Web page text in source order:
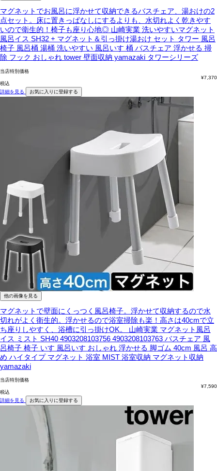
マグネットでお風呂に浮かせて収納できるバスチェア、湯おけの2
点セット。床に置きっぱなしにするよりも、水切れよく乾きやす
いので衛生的！椅子も座り心地◎ 山崎実業 洗いやすいマグネット
風呂イス SH32 + マグネット＆引っ掛け湯おけ セット タワー 風呂
椅子 風呂桶 湯桶 洗いやすい 風呂いす 桶 バスチェア 浮かせる 掃
除 フック おしゃれ tower 壁面収納 yamazaki タワーシリーズ
当店特別価格
¥7,370
税込
詳細を見る
お気に入りに登録する
他の画像を見る
マグネットで壁面にくっつく風呂椅子。浮かせて収納するので水
切れがよく衛生的。浮かせるので浴室掃除も楽！高さは40cmで立
ち座りしやすく、浴槽に引っ掛けOK。
山崎実業 マグネット風呂
イス ミスト SH40 4903208103756 4903208103763 バスチェア 風
呂椅子 椅子 いす 風呂いす おしゃれ 浮かせる 脚ゴム 40cm 風呂 高
め ハイタイプ マグネット 浴室 MIST 浴室収納 マグネット収納
yamazaki
当店特別価格
¥7,590
税込
詳細を見る
お気に入りに登録する